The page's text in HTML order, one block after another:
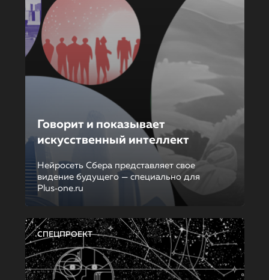
Говорит и показывает
искусственный интеллект
Нейросеть Сбера представляет свое
видение будущего — специально для
Plus‑one.ru
СПЕЦПРОЕКТ